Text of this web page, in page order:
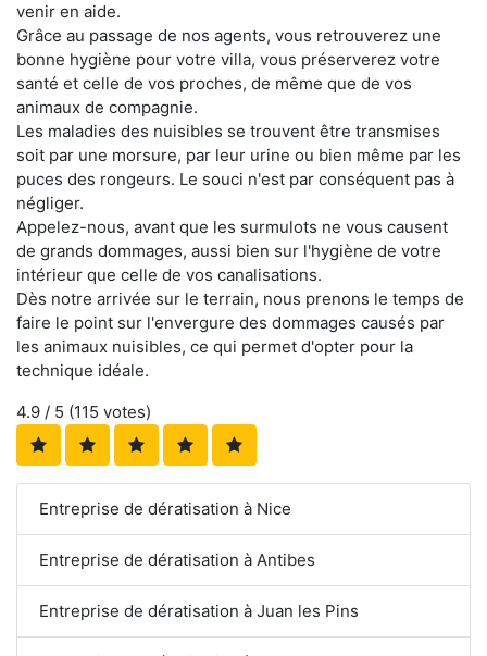
venir en aide.
Grâce au passage de nos agents, vous retrouverez une
bonne hygiène pour votre villa, vous préserverez votre
santé et celle de vos proches, de même que de vos
animaux de compagnie.
Les maladies des nuisibles se trouvent être transmises
soit par une morsure, par leur urine ou bien même par les
puces des rongeurs. Le souci n'est par conséquent pas à
négliger.
Appelez-nous, avant que les surmulots ne vous causent
de grands dommages, aussi bien sur l'hygiène de votre
intérieur que celle de vos canalisations.
Dès notre arrivée sur le terrain, nous prenons le temps de
faire le point sur l'envergure des dommages causés par
les animaux nuisibles, ce qui permet d'opter pour la
technique idéale.
4.9 / 5 (115 votes)
Entreprise de dératisation à Nice
Entreprise de dératisation à Antibes
Entreprise de dératisation à Juan les Pins